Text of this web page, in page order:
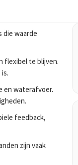
die waarde
flexibel te blijven.
en waterafvoer.
feedback,
zijn vaak